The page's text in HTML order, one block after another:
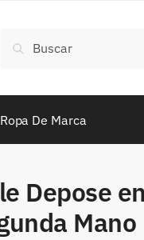
por:
Buscar
Ropa De Marca
Depose en
Mano